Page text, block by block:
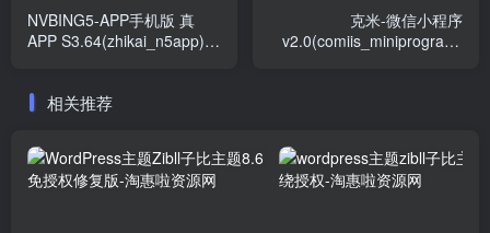
NVBING5-APP手机版 真
APP S3.64(zhikai_n5app)
克米-微信小程序
v2.0(comiis_miniprogram)
相关推荐